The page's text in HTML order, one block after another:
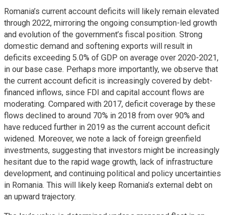
Romania’s current account deficits will likely remain elevated
through 2022, mirroring the ongoing consumption-led growth
and evolution of the government’s fiscal position. Strong
domestic demand and softening exports will result in
deficits exceeding 5.0% of GDP on average over 2020-2021,
in our base case. Perhaps more importantly, we observe that
the current account deficit is increasingly covered by debt-
financed inflows, since FDI and capital account flows are
moderating. Compared with 2017, deficit coverage by these
flows declined to around 70% in 2018 from over 90% and
have reduced further in 2019 as the current account deficit
widened. Moreover, we note a lack of foreign greenfield
investments, suggesting that investors might be increasingly
hesitant due to the rapid wage growth, lack of infrastructure
development, and continuing political and policy uncertainties
in Romania. This will likely keep Romania’s external debt on
an upward trajectory.